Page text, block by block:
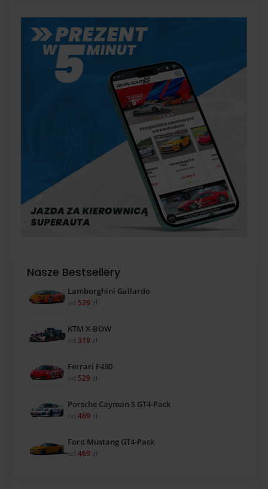
Nasze Bestsellery
Lamborghini Gallardo
od 529 zł
KTM X-BOW
od 319 zł
Ferrari F430
od 529 zł
Porsche Cayman S GT4-Pack
od 469 zł
Ford Mustang GT4-Pack
od 469 zł